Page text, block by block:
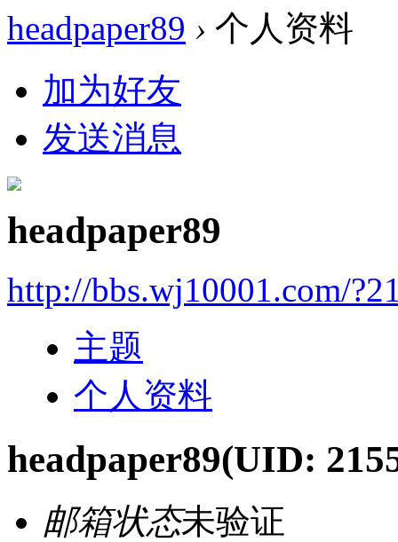
headpaper89 › 个人资料
加为好友
发送消息
headpaper89
http://bbs.wj10001.com/
主题
个人资料
headpaper89(UID:
邮箱状态未验证